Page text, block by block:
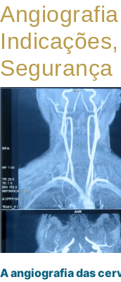
Segurança
A angiografia das